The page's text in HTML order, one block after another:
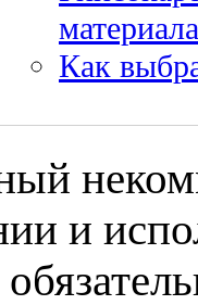
материала
Как
и